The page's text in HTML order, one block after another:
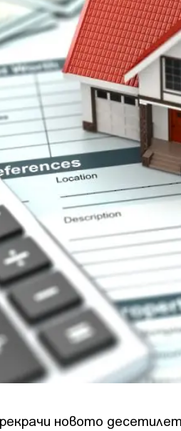
новото